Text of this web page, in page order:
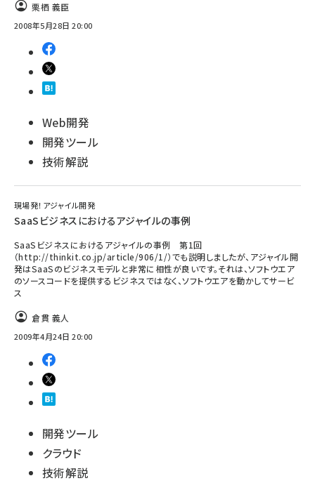
栗栖 義臣
2008年5月28日 20:00
Web開発
開発ツール
技術解説
現場発！アジャイル開発
SaaSビジネスにおけるアジャイルの事例
SaaSビジネスにおけるアジャイルの事例 第1回
（http://thinkit.co.jp/article/906/1/）でも説明しましたが、アジャイル開
発はSaaSのビジネスモデルと非常に相性が良いです。それは、ソフトウエア
のソースコードを提供するビジネスではなく、ソフトウエアを動かしてサービ
ス
倉貫 義人
2009年4月24日 20:00
開発ツール
クラウド
技術解説